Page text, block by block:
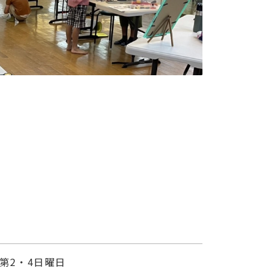
2・4日曜日